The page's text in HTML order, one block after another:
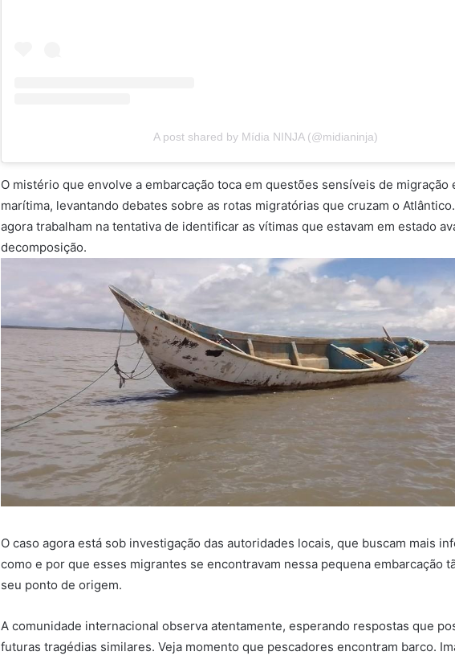
A post shared by Mídia NINJA (@midianinja)
O mistério que envolve a embarcação toca em questões sensíveis de migração
marítima, levantando debates sobre as rotas migratórias que cruzam o
agora trabalham na tentativa de identificar as vítimas que estavam em estado
decomposição.
O caso agora está sob investigação das autoridades locais, que buscam mais
como e por que esses migrantes se encontravam nessa pequena embarcação
seu ponto de origem.
A comunidade internacional observa atentamente, esperando respostas que
futuras tragédias similares. Veja momento que pescadores encontram barco.